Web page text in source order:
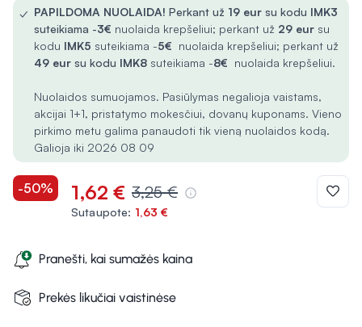
✓ PAPILDOMA NUOLAIDA! Perkant už 19 eur su kodu IMK3
suteikiama -3€ nuolaida krepšeliui; perkant už 29 eur su
kodu IMK5 suteikiama -5€ nuolaida krepšeliui; perkant už
49 eur su kodu IMK8 suteikiama -8€ nuolaida krepšeliui.
Nuolaidos sumuojamos. Pasiūlymas negalioja vaistams,
akcijai 1+1, pristatymo mokesčiui, dovanų kuponams. Vieno
pirkimo metu galima panaudoti tik vieną nuolaidos kodą.
Galioja iki 2026 08 09
-50% 1,62 € 3,25 €
Sutaupote: 1,63 €
Pranešti, kai sumažės kaina
Prekės likučiai vaistinėse